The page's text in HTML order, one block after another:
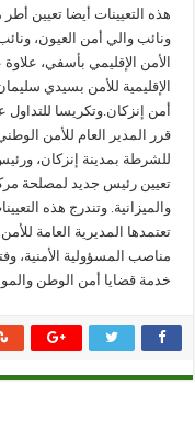
هذه التعيينات أيضا تعيين
ونائب والي أمن العيون،
الأمن الإقليمي بأسفي،
الإقليمية للأمن بسيدي
أمن إنزكان.وتكريسا
قرر المدير العام للأمن
للشرطة بمدينة إنزكان،
تعيين رئيس جديد لمصلحة
والميزانية. وتندرج هذه
تعتمدها المديرية العامة
مناصب المسؤولية الأمنية،
خدمة قضايا أمن الوطن